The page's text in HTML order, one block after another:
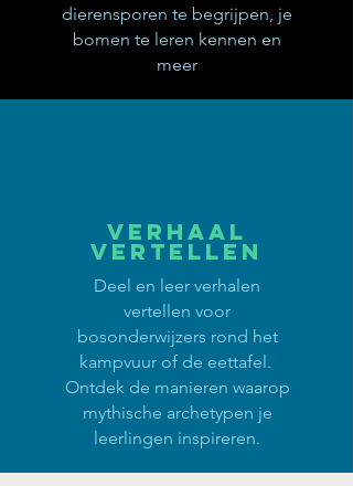
dierensporen te begrijpen, je
bomen te leren kennen en
meer
Verhaal
vertellen
Deel en leer verhalen
vertellen voor
bosonderwijzers rond het
kampvuur of de eettafel.
Ontdek de manieren waarop
mythische archetypen je
leerlingen inspireren.